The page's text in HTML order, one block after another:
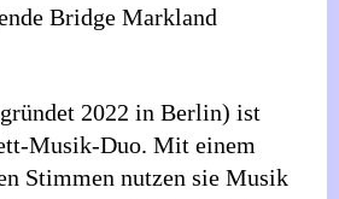
Bridge Markland
2022 in Berlin) ist
Musik-Duo. Mit einem
Stimmen nutzen sie Musik